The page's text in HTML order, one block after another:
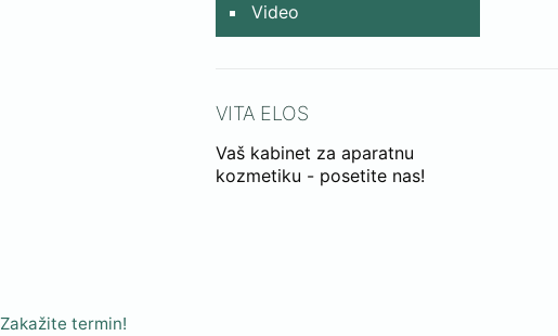
Zakažite termin!
Video
VITA ELOS
Vaš kabinet za aparatnu
kozmetiku - posetite nas!